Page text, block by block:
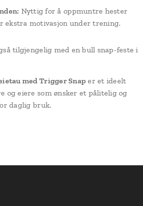
Nyttig for å oppmuntre hester
ekstra motivasjon under trening.
tilgjengelig med en bull snap-feste i
med Trigger Snap er et ideelt
og eiere som ønsker et pålitelig og
daglig bruk.